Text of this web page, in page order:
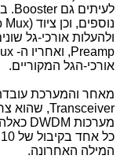
לעיתים גם Booster
.
נוספים, וכן ציוד Mux)
ולהעלות אורכי-גל
Preamp, ואחריו ה-
אורכי-הגל המקוריים.
מאחר והמערכת
Transceiver, שהוא
מערכות DWDM
המילה האחרונה.